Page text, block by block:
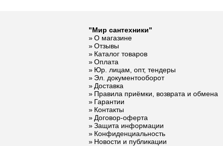
электрический
RAGLO R350.07.03
настенный
сенсорный с
терморегулятором,
сатин золотой
35 814
Подробнее
"Мир сантехники"
О магазине
Отзывы
Каталог товаров
Оплата
Юр. лицам, опт, тендеры
Эл. документооборот
Доставка
Правила приёмки, возврата и обмена
Гарантии
Контакты
Договор-оферта
Защита информации
Конфиденциальность
Новости и публикации